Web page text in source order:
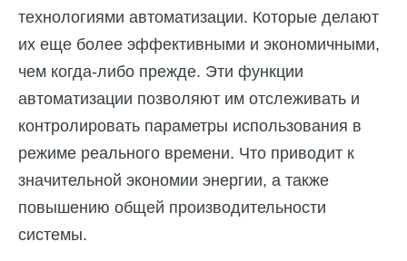
технологиями автоматизации. Которые делают
их еще более эффективными и экономичными,
чем когда-либо прежде. Эти функции
автоматизации позволяют им отслеживать и
контролировать параметры использования в
режиме реального времени. Что приводит к
значительной экономии энергии, а также
повышению общей производительности
системы.